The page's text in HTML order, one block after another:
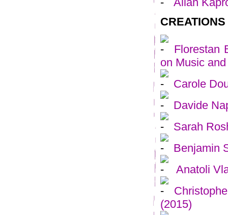
CREATIONS
Florestan
on Music
Carole
Davide
Sarah
Benjamin
Anatoli
(2015)